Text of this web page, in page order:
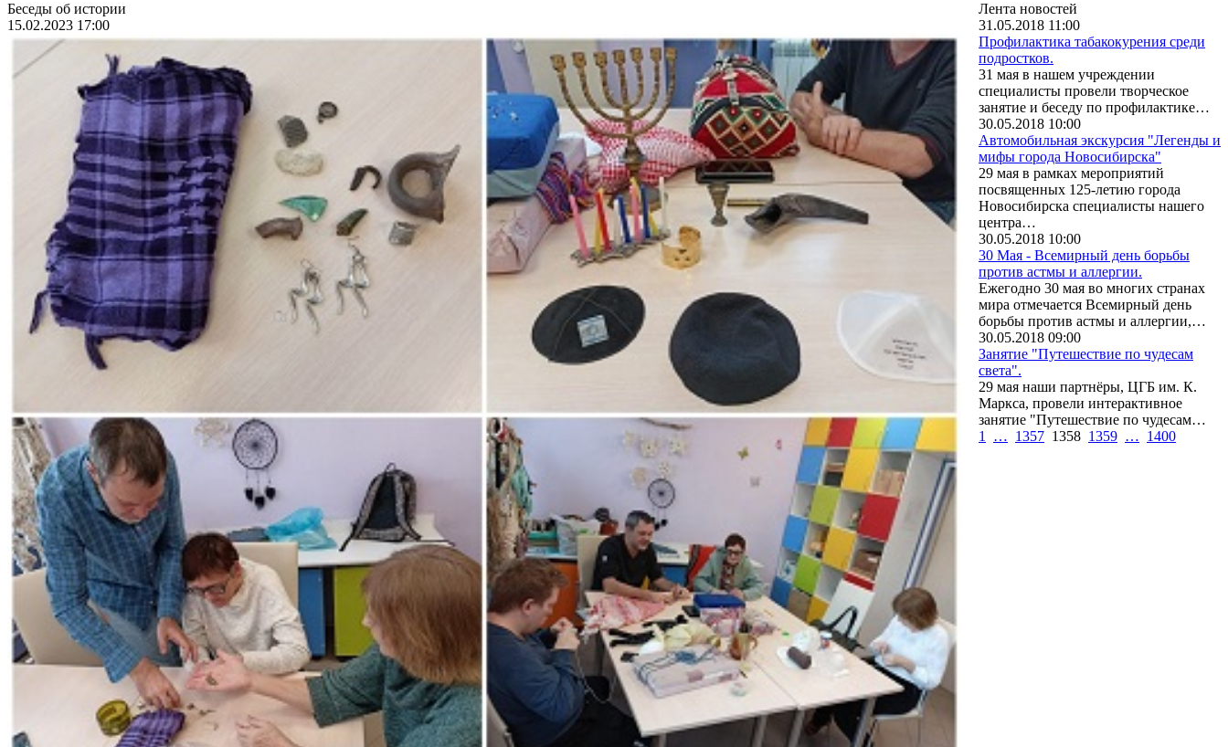
Беседы об истории
15.02.2023 17:00
Лента новостей
31.05.2018 11:00
Профилактика табакокурения среди
подростков.
31 мая в нашем учреждении
специалисты провели творческое
занятие и беседу по профилактике…
30.05.2018 10:00
Автомобильная экскурсия "Легенды и
мифы города Новосибирска"
29 мая в рамках мероприятий
посвященных 125-летию города
Новосибирска специалисты нашего
центра…
30.05.2018 10:00
30 Мая - Всемирный день борьбы
против астмы и аллергии.
Ежегодно 30 мая во многих странах
мира отмечается Всемирный день
борьбы против астмы и аллергии,…
30.05.2018 09:00
Занятие "Путешествие по чудесам
света".
29 мая наши партнёры, ЦГБ им. К.
Маркса, провели интерактивное
занятие "Путешествие по чудесам…
1
… 1357 1358 1359 … 1400